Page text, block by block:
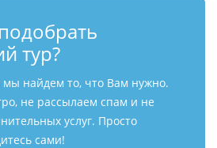
тур?
мы найдем то, что Вам нужно.
не рассылаем спам и не
услуг. Просто
сами!